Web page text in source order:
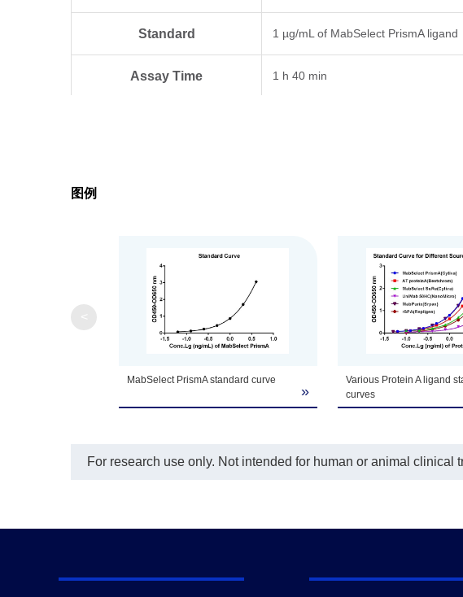
Standard 1 µg/mL of MabSelect PrismA ligand
Assay Time 1 h 40 min
The unopened kit is stable for 12
MabSelect PrismA Stock
Biotin conjugated anti-Protein A
Streptavidin HRP
Sample Dilution Buffer
图例
MabSelect PrismA standard curve
»
Various Protein A ligand
curves
For research use only. Not intended for human or animal clinical